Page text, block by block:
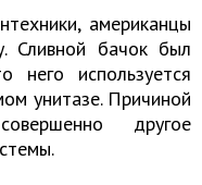
американцы
Сливной бачок был
него используется
унитазе. Причиной
другое